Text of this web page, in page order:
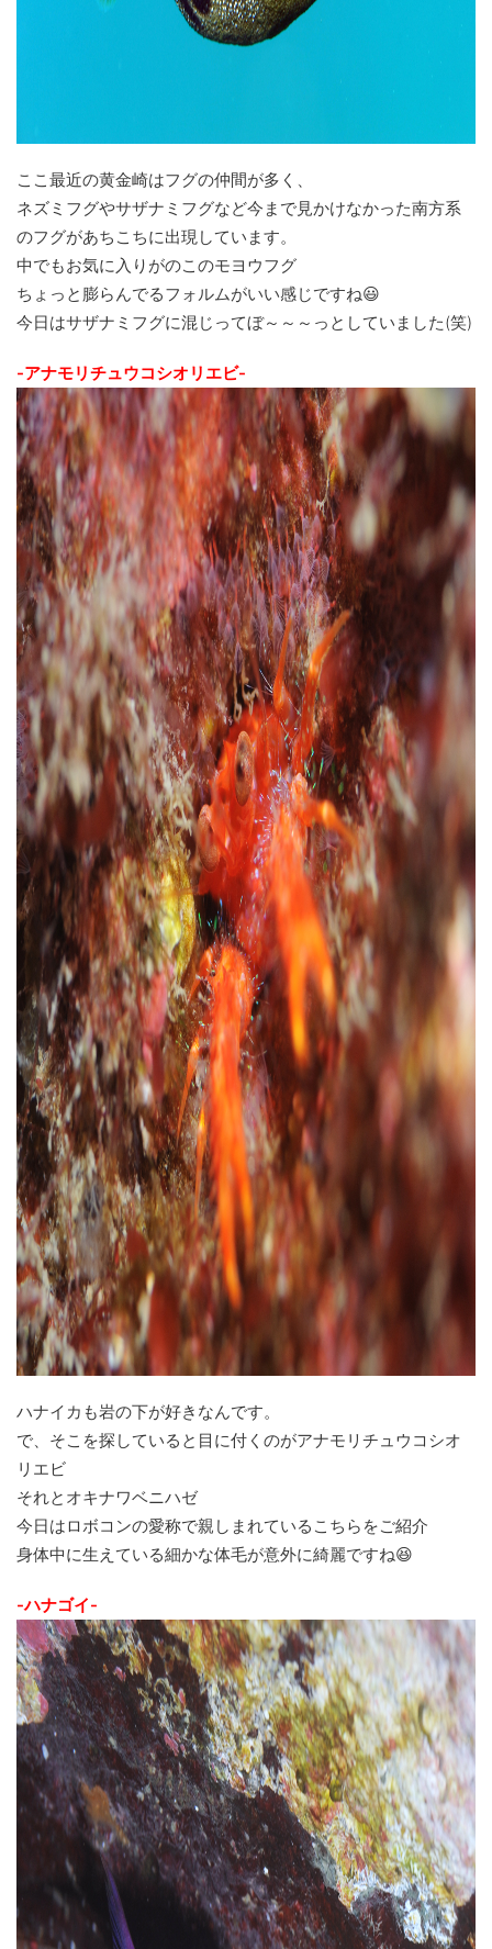
ここ最近の黄金崎はフグの仲間が多く、
ネズミフグやサザナミフグなど今まで見かけなかった南方系
のフグがあちこちに出現しています。
中でもお気に入りがのこのモヨウフグ
ちょっと膨らんでるフォルムがいい感じですね😃
今日はサザナミフグに混じってぼ～～～っとしていました(笑)
-アナモリチュウコシオリエビ-
ハナイカも岩の下が好きなんです。
で、そこを探していると目に付くのがアナモリチュウコシオ
リエビ
それとオキナワベニハゼ
今日はロボコンの愛称で親しまれているこちらをご紹介
身体中に生えている細かな体毛が意外に綺麗ですね😆
-ハナゴイ-